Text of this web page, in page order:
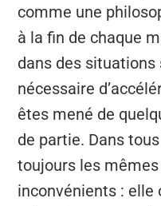
comme une
à la fin de chaque
dans des situations
nécessaire
êtes mené de
de partie. Dans
toujours les
inconvénients : elle